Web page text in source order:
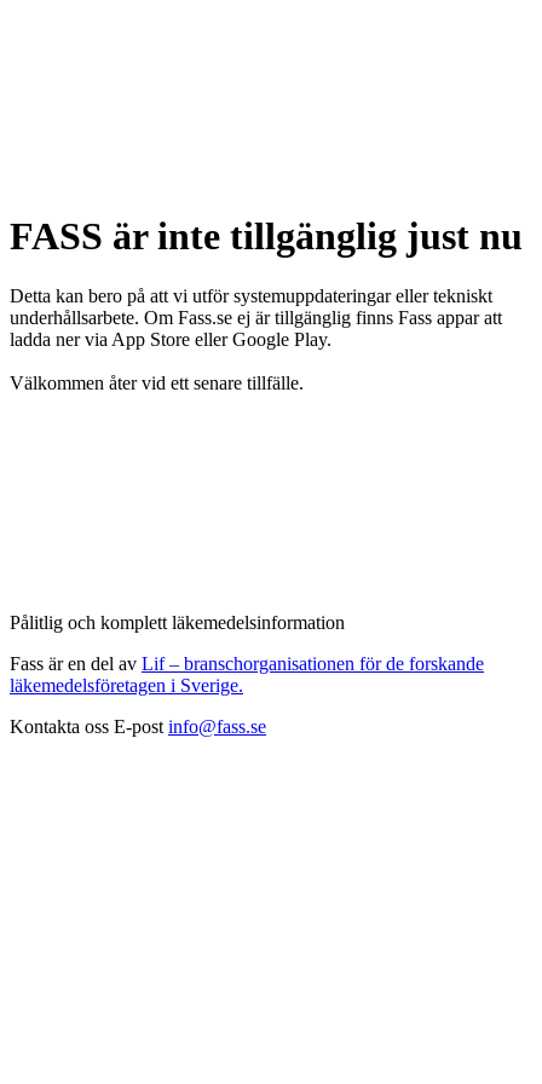
FASS är inte tillgänglig just nu
Detta kan bero på att vi utför systemuppdateringar eller tekniskt
underhållsarbete. Om Fass.se ej är tillgänglig finns Fass appar att
ladda ner via App Store eller Google Play.
Välkommen åter vid ett senare tillfälle.
Pålitlig och komplett läkemedelsinformation
Fass är en del av Lif – branschorganisationen för de forskande
läkemedelsföretagen i Sverige.
Kontakta oss E-post info@fass.se